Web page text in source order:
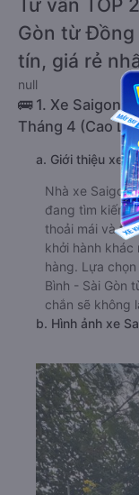
Tư vấn
Gòn từ
tín, giá rẻ
null
🚌 1. Xe Saigon
Tháng 4 (Cao
a. Giới thiệu xe
Nhà xe Saigon
đang tìm kiếm
thoải mái và
khởi hành khác
hàng. Lựa
Bình - Sài Gòn
chắn sẽ không
b. Hình ảnh xe